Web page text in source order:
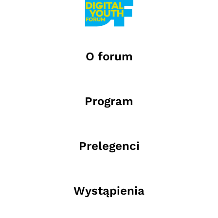
O forum
Program
Prelegenci
Wystąpienia